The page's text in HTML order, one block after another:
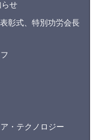
せ
彰式、特別功労会長
・テクノロジー